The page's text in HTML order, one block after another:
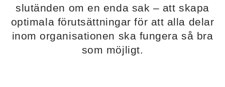
slutänden om en enda sak – att skapa
optimala förutsättningar för att alla delar
inom organisationen ska fungera så bra
som möjligt.